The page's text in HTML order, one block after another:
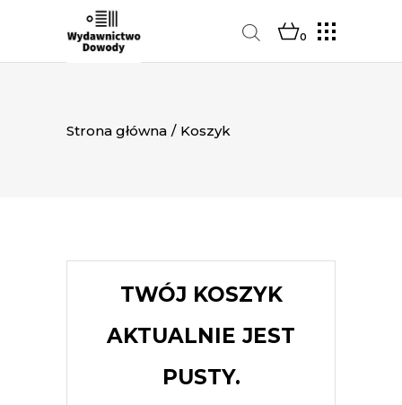
0
Strona główna / Koszyk
TWÓJ KOSZYK
AKTUALNIE JEST
PUSTY.